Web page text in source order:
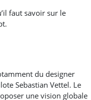
faut savoir sur le
du designer
Sebastian Vettel. Le
une vision globale